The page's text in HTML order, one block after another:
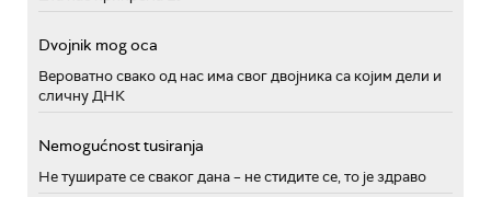
Dvojnik mog oca
Вероватно свако од нас има свог двојника са којим дели и
сличну ДНК
Nemogućnost tusiranja
Не туширате се сваког дана – не стидите се, то је здраво